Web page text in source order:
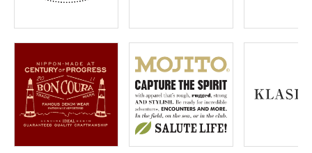
meeting_room ログイン 会員登録